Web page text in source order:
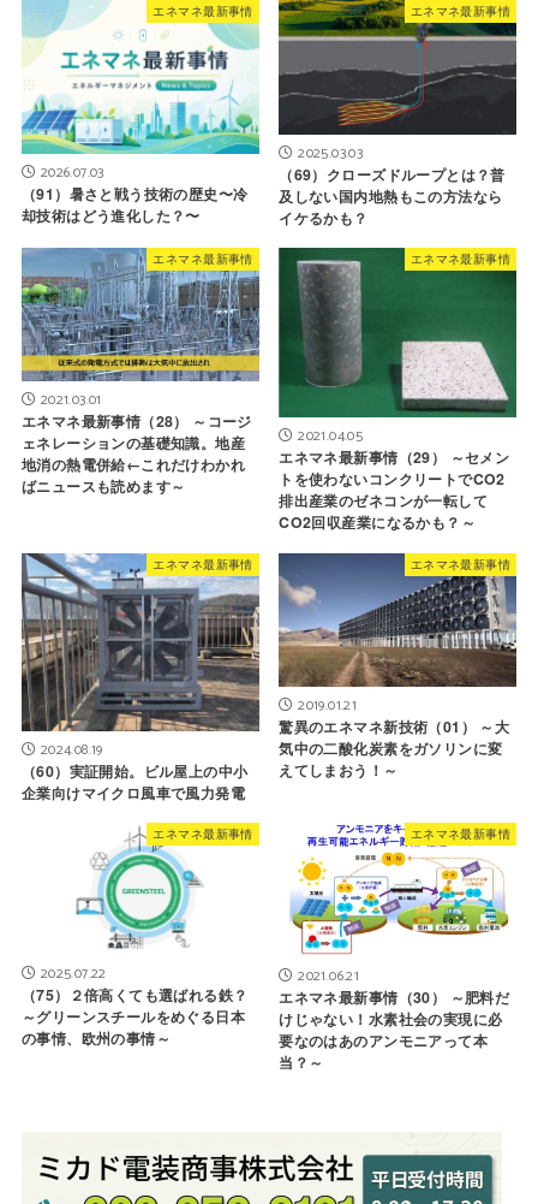
エネマネ最新事情
2026.07.03
（91）暑さと戦う技術の歴史〜冷
却技術はどう進化した？〜
エネマネ最新事情
2025.03.03
（69）クローズドループとは？普
及しない国内地熱もこの方法なら
イケるかも？
エネマネ最新事情
2021.03.01
エネマネ最新事情（28） ～コージ
ェネレーションの基礎知識。地産
地消の熱電併給←これだけわかれ
ばニュースも読めます～
エネマネ最新事情
2021.04.05
エネマネ最新事情（29） ～セメン
トを使わないコンクリートでCO2
排出産業のゼネコンが一転して
CO2回収産業になるかも？～
エネマネ最新事情
2024.08.19
（60）実証開始。ビル屋上の中小
企業向けマイクロ風車で風力発電
エネマネ最新事情
2019.01.21
驚異のエネマネ新技術（01） ～大
気中の二酸化炭素をガソリンに変
えてしまおう！～
エネマネ最新事情
2025.07.22
（75）２倍高くても選ばれる鉄？
～グリーンスチールをめぐる日本
の事情、欧州の事情～
エネマネ最新事情
2021.06.21
エネマネ最新事情（30） ～肥料だ
けじゃない！水素社会の実現に必
要なのはあのアンモニアって本
当？～